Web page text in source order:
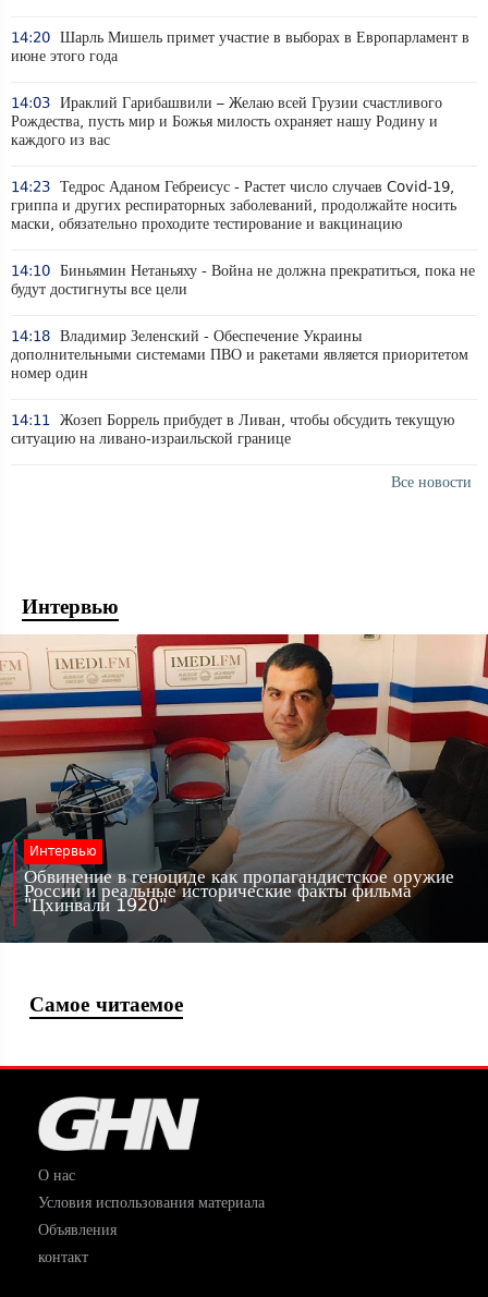
14:20 Шарль Мишель примет участие в выборах в Европарламент в
июне этого года
14:03 Ираклий Гарибашвили – Желаю всей Грузии счастливого
Рождества, пусть мир и Божья милость охраняет нашу Родину и
каждого из вас
14:23 Тедрос Аданом Гебреисус - Растет число случаев Covid-19,
гриппа и других респираторных заболеваний, продолжайте носить
маски, обязательно проходите тестирование и вакцинацию
14:10 Биньямин Нетаньяху - Война не должна прекратиться, пока не
будут достигнуты все цели
14:18 Владимир Зеленский - Обеспечение Украины
дополнительными системами ПВО и ракетами является приоритетом
номер один
14:11
Жозеп Боррель прибудет в Ливан, чтобы обсудить текущую
ситуацию на ливано-израильской границе
Все новости
Интервью
Интервью
Обвинение в геноциде как пропагандистское оружие
России и реальные исторические факты фильма
"Цхинвали 1920"
Самое читаемое
О нас
Условия использования материала
Объявления
контакт